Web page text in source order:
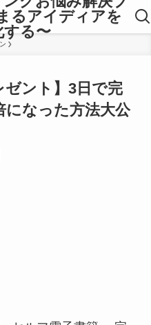
るアイディアを
する〜
ゼント】3日で完
になった方法大公